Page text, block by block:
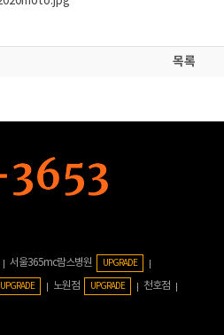
목록
서울365mc람스병원 UPGRADE
UPGRADE 노원점 UPGRADE
천호점